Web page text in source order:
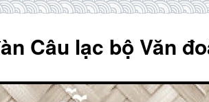
Câu lạc bộ Văn